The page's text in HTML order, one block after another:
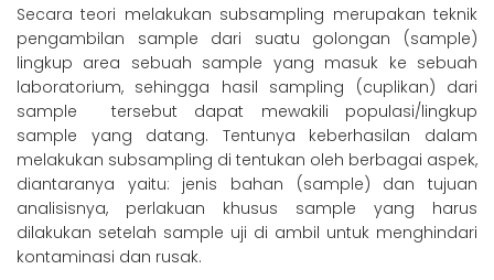
Secara teori melakukan subsampling merupakan teknik
pengambilan sample dari suatu golongan (sample)
lingkup area sebuah sample yang masuk ke sebuah
laboratorium, sehingga hasil sampling (cuplikan) dari
sample tersebut dapat mewakili populasi/lingkup
sample yang datang. Tentunya keberhasilan dalam
melakukan subsampling di tentukan oleh berbagai aspek,
diantaranya yaitu: jenis bahan (sample) dan tujuan
analisisnya, perlakuan khusus sample yang harus
dilakukan setelah sample uji di ambil untuk menghindari
kontaminasi dan rusak.